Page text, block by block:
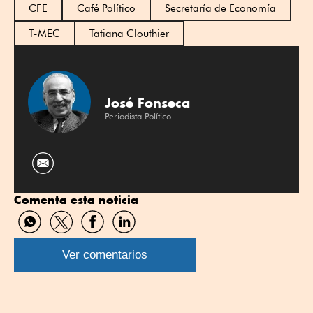
CFE Café Político
Secretaría de Economía
T-MEC
Tatiana Clouthier
José Fonseca
Periodista Político
Comenta esta noticia
Compartir
por
WhatsApp
Compartir
por
Twitter
Compartir
por
Facebook
Compartir
por
Linkedin
Ver comentarios